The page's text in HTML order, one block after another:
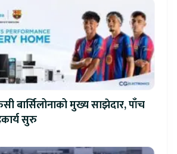
बार्सिलोनाको मुख्य साझेदार, पाँच
सुरु